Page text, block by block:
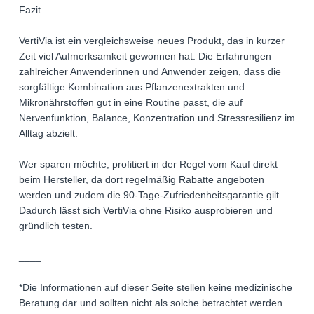
Fazit
VertiVia ist ein vergleichsweise neues Produkt, das in kurzer
Zeit viel Aufmerksamkeit gewonnen hat. Die Erfahrungen
zahlreicher Anwenderinnen und Anwender zeigen, dass die
sorgfältige Kombination aus Pflanzenextrakten und
Mikronährstoffen gut in eine Routine passt, die auf
Nervenfunktion, Balance, Konzentration und Stressresilienz im
Alltag abzielt.
Wer sparen möchte, profitiert in der Regel vom Kauf direkt
beim Hersteller, da dort regelmäßig Rabatte angeboten
werden und zudem die 90-Tage-Zufriedenheitsgarantie gilt.
Dadurch lässt sich VertiVia ohne Risiko ausprobieren und
gründlich testen.
*Die Informationen auf dieser Seite stellen keine medizinische
Beratung dar und sollten nicht als solche betrachtet werden.